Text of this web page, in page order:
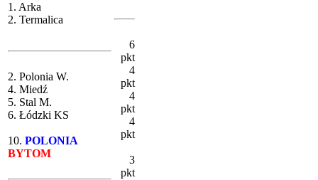
1. Arka
2. Termalica
2. Polonia W.
4. Miedź
5. Stal M.
6. Łódzki KS
10. POLONIA
BYTOM
6
pkt
4
pkt
4
pkt
4
pkt
3
pkt